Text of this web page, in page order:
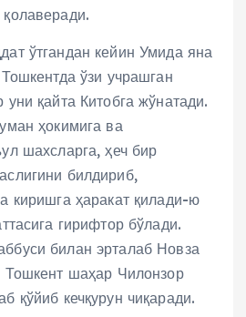
ўтгандан кейин Умида яна
ўзи учрашган
уни қайта Китобга жўнатади.
ҳокимига ва
шахсларга, ҳеч бир
билдириб,
киришга ҳаракат қилади-ю
гирифтор бўлади.
билан эрталаб Новза
Тошкент шаҳар Чилонзор
қўйиб кечқурун чиқаради.